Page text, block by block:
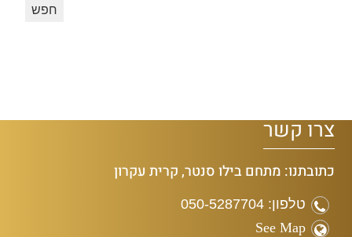
צרו קשר
כתובתנו: מתחם בילו סנטר, קרית עקרון
טלפון: 050-5287704
See Map